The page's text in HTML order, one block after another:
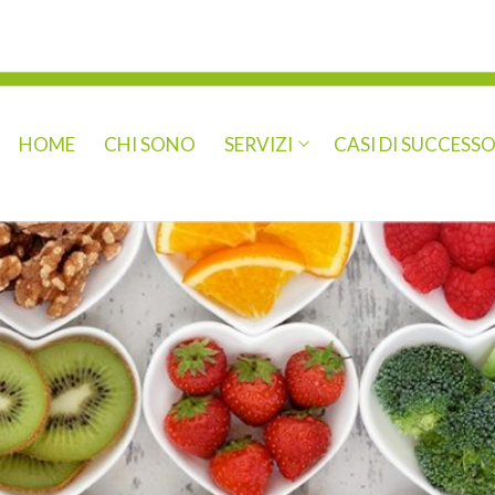
HOME CHI SONO SERVIZI CASI DI SUCCESSO